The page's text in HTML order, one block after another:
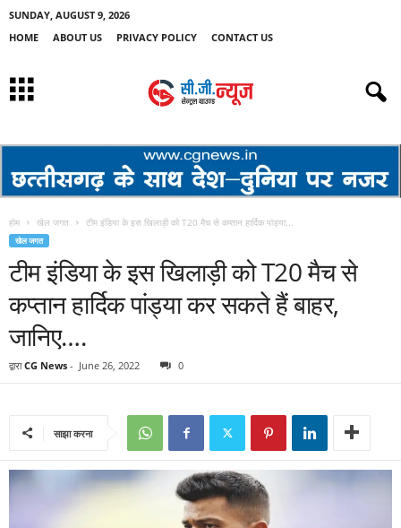
SUNDAY, AUGUST 9, 2026
HOME
ABOUT US PRIVACY POLICY CONTACT US
होम खेल जगत टीम इंडिया के इस खिलाड़ी को T20 मैच से कप्तान हार्दिक पांड्या...
खेल जगत
टीम इंडिया के इस खिलाड़ी को T20 मैच से
कप्तान हार्दिक पांड्या कर सकते हैं बाहर,
जानिए….
द्वारा CG News - June 26, 2022 0
साझा करना